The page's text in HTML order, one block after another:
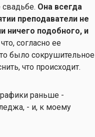
Она всегда
преподаватели не
ничего подобного, и
согласно ее
было сокрушительное
что происходит.
раньше -
- и, к моему